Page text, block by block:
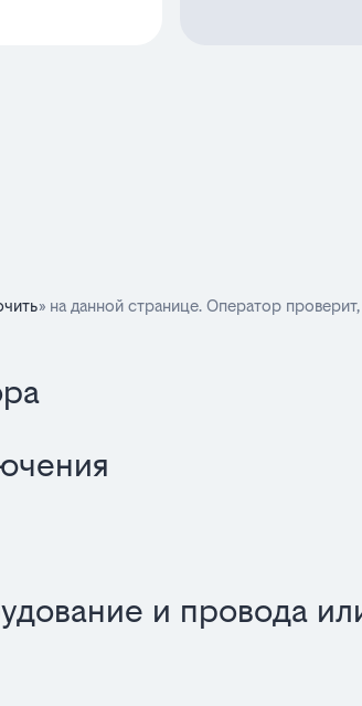
» на данной странице. Оператор
и провода